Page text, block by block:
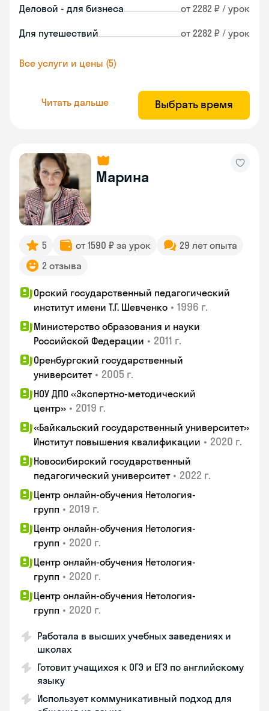
Деловой - для бизнеса от 2282 ₽ / урок
Для путешествий от 2282 ₽ / урок
Все услуги и цены (5)
Читать дальше Выбрать время
Марина
5 от 1590 ₽ за урок
29 лет опыта
2 отзыва
Орский государственный педагогический
институт имени Т.Г. Шевченко • 1996 г.
Министерство образования и науки
Российской Федерации • 2011 г.
Оренбургский государственный
университет • 2005 г.
НОУ ДПО «Экспертно-методический
центр» • 2019 г.
«Байкальский государственный университет»
Институт повышения квалификации • 2020 г.
Новосибирский государственный
педагогический университет • 2022 г.
Центр онлайн-обучения Нетология-
групп • 2019 г.
Центр онлайн-обучения Нетология-
групп • 2020 г.
Центр онлайн-обучения Нетология-
групп • 2020 г.
Центр онлайн-обучения Нетология-
групп • 2020 г.
Работала в высших учебных заведениях и
школах
Готовит учащихся к ОГЭ и ЕГЭ по английскому
языку
Использует коммуникативный подход для